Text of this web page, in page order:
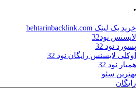
.
خرید بک لینک behtarinbacklink.com
لایسنس نود32
پسورد نود 32
اوکلی لایسنس رایگان نود 32
همیار نود 32
بهترین سئو
رایگان